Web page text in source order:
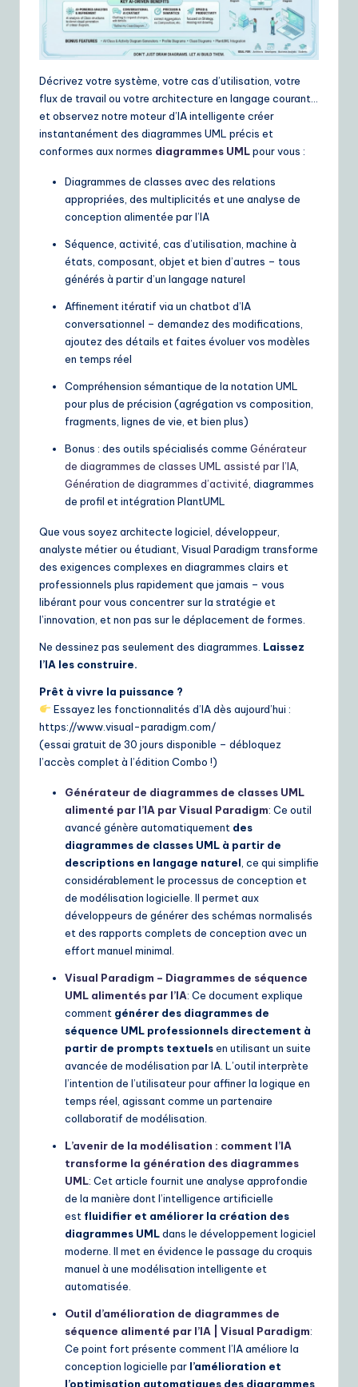
o
A
&
Décrivez votre système, votre cas d’utilisation, votre
flux de travail ou votre architecture en langage courant…
et observez notre moteur d’IA intelligente créer
instantanément des diagrammes UML précis et
conformes aux normes diagrammes UMLpour vous :
Diagrammes de classes avec des relations
appropriées, des multiplicités et une analyse de
conception alimentée par l’IA
Séquence, activité, cas d’utilisation, machine à
états, composant, objet et bien d’autres – tous
générés à partir d’un langage naturel
Affinement itératif via un chatbot d’IA
conversationnel – demandez des modifications,
ajoutez des détails et faites évoluer vos modèles
en temps réel
Compréhension sémantique de la notation UML
pour plus de précision (agrégation vs composition,
fragments, lignes de vie, et bien plus)
Bonus : des outils spécialisés comme Générateur
de diagrammes de classes UML assisté par l’IA
Génération de diagrammes d’activité , diagrammes
de profil et intégration PlantUML
Que vous soyez architecte logiciel, développeur,
analyste métier ou étudiant, Visual Paradigm transforme
des exigences complexes en diagrammes clairs et
professionnels plus rapidement que jamais – vous
libérant pour vous concentrer sur la stratégie et
l’innovation, et non pas sur le déplacement de formes.
Ne dessinez pas seulement des diagrammes. Laissez
l’IA les construire.
Prêt à vivre la puissance ?
Essayez les fonctionnalités d’IA dès aujourd’hui :
https://www.visual-paradigm.com/
(essai gratuit de 30 jours disponible – débloquez
l’accès complet à l’édition Combo !)
Générateur de diagrammes de classes UML
alimenté par l’IA par Visual Paradigm: Ce outil
avancé génère automatiquement des
diagrammes de classes UML à partir de
descriptions en langage naturel , ce qui simplifie
considérablement le processus de conception et
de modélisation logicielle. Il permet aux
développeurs de générer des schémas normalisés
et des rapports complets de conception avec un
effort manuel minimal.
Visual Paradigm – Diagrammes de séquence
UML alimentés par l’IA: Ce document explique
comment générer des diagrammes de
séquence UML professionnels directement à
partir de prompts textuelsen utilisant un suite
avancée de modélisation par IA. L’outil interprète
l’intention de l’utilisateur pour affiner la logique en
temps réel, agissant comme un partenaire
collaboratif de modélisation.
L’avenir de la modélisation : comment l’IA
transforme la génération des diagrammes
UML: Cet article fournit une analyse approfondie
de la manière dont l’intelligence artificielle
est fluidifier et améliorer la création des
diagrammes UMLdans le développement logiciel
moderne. Il met en évidence le passage du croquis
manuel à une modélisation intelligente et
automatisée.
Outil d’amélioration de diagrammes de
séquence alimenté par l’IA | Visual Paradigm:
Ce point fort présente comment l’IA améliore la
conception logicielle par l’amélioration et
l’optimisation automatiques des diagrammes